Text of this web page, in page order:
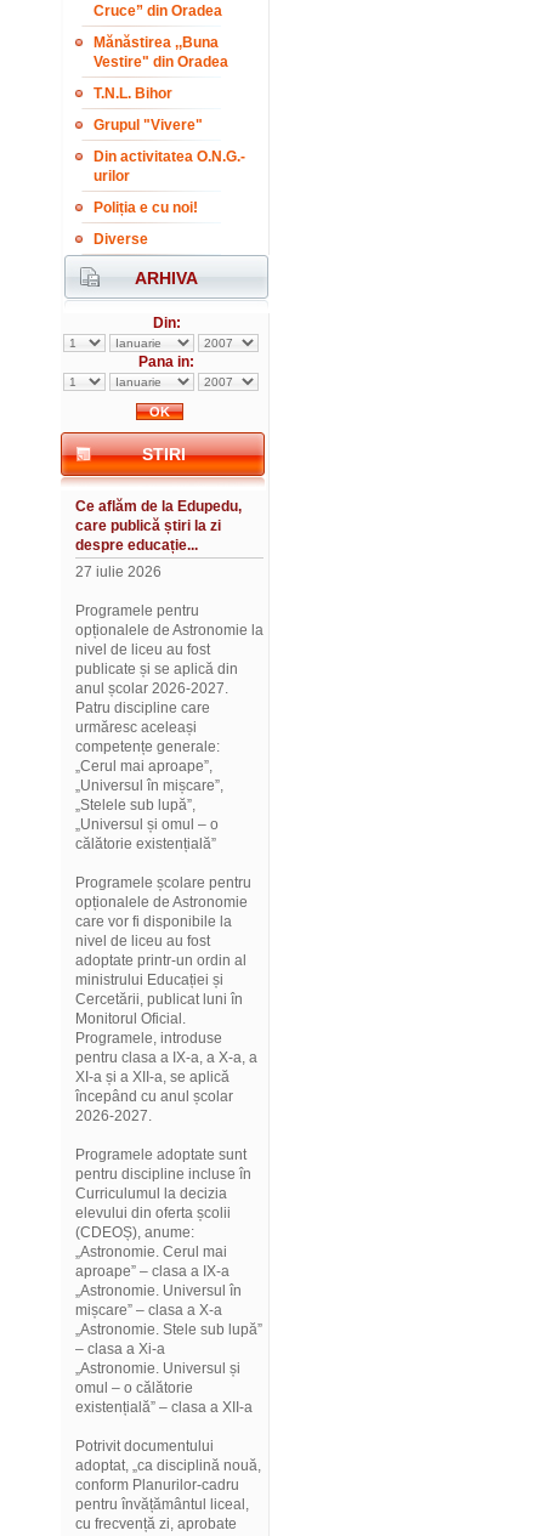
Cruce” din Oradea
Mănăstirea ,,Buna
Vestire" din Oradea
T.N.L. Bihor
Grupul "Vivere"
Din activitatea O.N.G.-
urilor
Poliția e cu noi!
Diverse
ARHIVA
Din:
Pana in:
STIRI
Ce aflăm de la Edupedu,
care publică știri la zi
despre educație...
27 iulie 2026
Programele pentru
opționalele de Astronomie la
nivel de liceu au fost
publicate și se aplică din
anul școlar 2026-2027.
Patru discipline care
urmăresc aceleași
competențe generale:
„Cerul mai aproape”,
„Universul în mișcare”,
„Stelele sub lupă”,
„Universul și omul – o
călătorie existențială”
Programele școlare pentru
opționalele de Astronomie
care vor fi disponibile la
nivel de liceu au fost
adoptate printr-un ordin al
ministrului Educației și
Cercetării, publicat luni în
Monitorul Oficial.
Programele, introduse
pentru clasa a IX-a, a X-a, a
XI-a și a XII-a, se aplică
începând cu anul școlar
2026-2027.
Programele adoptate sunt
pentru discipline incluse în
Curriculumul la decizia
elevului din oferta școlii
(CDEOȘ), anume:
„Astronomie. Cerul mai
aproape” – clasa a IX-a
„Astronomie. Universul în
mișcare” – clasa a X-a
„Astronomie. Stele sub lupă”
– clasa a Xi-a
„Astronomie. Universul și
omul – o călătorie
existențială” – clasa a XII-a
Potrivit documentului
adoptat, „ca disciplină nouă,
conform Planurilor-cadru
pentru învățământul liceal,
cu frecvență zi, aprobate